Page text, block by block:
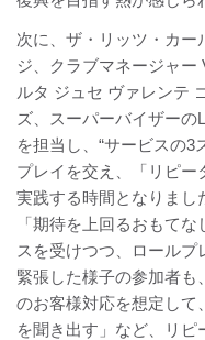
次に、ザ・リッツ・カー
ジ、クラブマネージャー
ルタ ジュセ ヴァレンテ
ズ、スーパーバイザーの
を担当し、“サービスの3
プレイを交え、「リピー
実践する時間となりまし
「期待を上回るおもて
スを受けつつ、ロール
緊張した様子の参加者も
のお客様対応を想定して
を聞き出す」など、リ